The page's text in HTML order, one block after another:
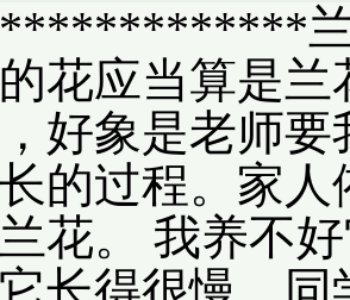
花应当算是
好象是老师
的过程。家
花。 我养不